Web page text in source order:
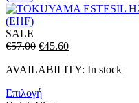
SALE
€57.00 Original
was:
€45.60Η
τιμή
AVAILABILITY: In stock
Επιλογή